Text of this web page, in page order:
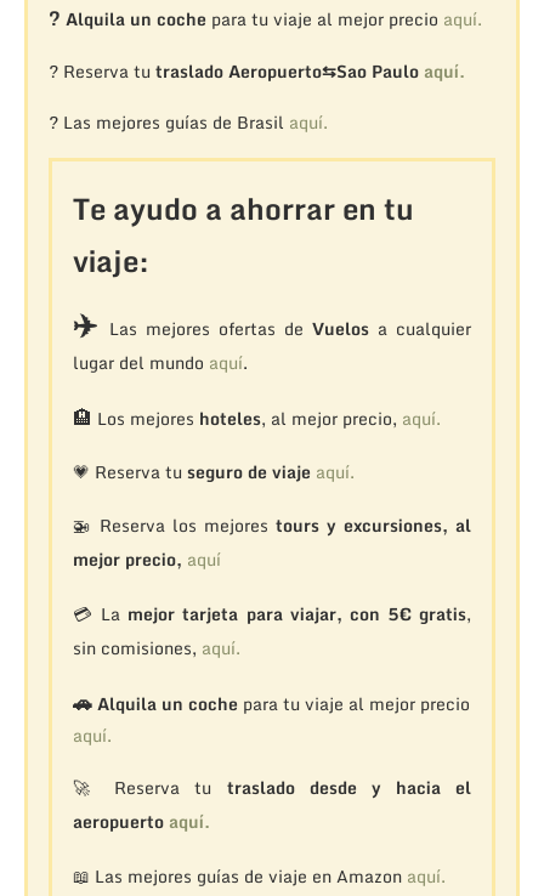
? Alquila un coche para tu viaje al mejor precio aquí.
? Reserva tu traslado Aeropuerto⇆Sao Paulo aquí.
? Las mejores guías de Brasil aquí.
Te ayudo a ahorrar en tu
viaje:
✈️ Las mejores ofertas deVuelos a cualquier
lugar del mundo aquí.
🏨 Los mejores hoteles, al mejor precio, aquí.
💗 Reserva tu seguro de viaje aquí.
🚁 Reserva los mejorestours y excursiones, al
mejor precio, aquí
💳 La mejor tarjeta para viajar, con 5€ gratis,
sin comisiones, aquí.
🚗Alquila un coche para tu viaje al mejor precio
aquí.
🚀 Reserva tu traslado desde y hacia el
aeropuerto aquí.
📖 Las mejores guías de viaje en Amazon aquí.